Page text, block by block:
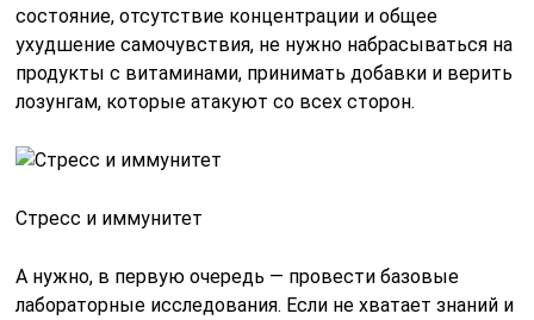
состояние, отсутствие концентрации и общее
ухудшение самочувствия, не нужно набрасываться на
продукты с витаминами, принимать добавки и верить
лозунгам, которые атакуют со всех сторон.
Стресс и иммунитет
А нужно, в первую очередь — провести базовые
лабораторные исследования. Если не хватает знаний и